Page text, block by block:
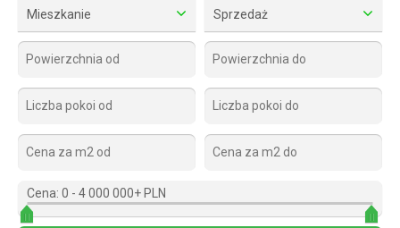
Mieszkanie Sprzedaż
Cena: 0 - 4 000 000+ PLN